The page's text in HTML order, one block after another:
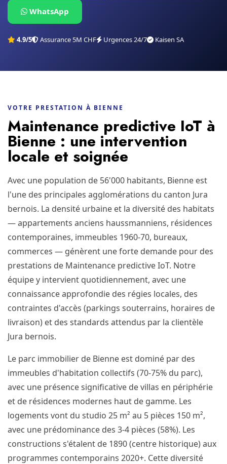
WhatsApp
4.9/5 Assurance 5M CHF Urgences 24/7 Kaisen SA
VOTRE PRESTATION À BIENNE
Maintenance predictive IoT à
Bienne : une intervention
locale et soignée
Avec une population de 56'000 habitants, Bienne est
l'une des principales agglomérations du canton Jura
bernois. La densité urbaine et la diversité des habitats
— appartements anciens haussmanniens, résidences
contemporaines, immeubles 1960-70, bureaux,
commerces — génèrent une forte demande pour des
prestations de Maintenance predictive IoT. Notre
équipe y intervient quotidiennement, avec une
connaissance approfondie des régies locales, des
contraintes d'accès (parkings souterrains, horaires de
livraison) et des standards attendus par la clientèle
Jura bernois.
Le parc immobilier de Bienne est dominé par des
immeubles d'habitation collectifs (70-75% du parc),
avec une présence significative de villas en périphérie
et de résidences modernes haut de gamme. Les
logements vont du studio 25 m² au 5 pièces 150 m²,
avec une prédominance des 3-4 pièces (58%). Les
constructions s'étalent de 1890 (centre historique) aux
programmes contemporains 2020+. Cette diversité